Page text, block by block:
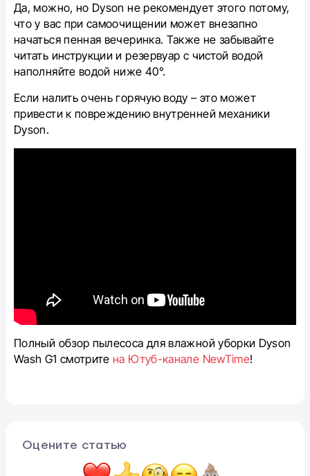
Да, можно, но Dyson не рекомендует этого потому,
что у вас при самоочищении может внезапно
начаться пенная вечеринка. Также не забывайте
читать инструкции и резервуар с чистой водой
наполняйте водой ниже 40°.
Если налить очень горячую воду – это может
привести к повреждению внутренней механики
Dyson.
Полный обзор пылесоса для влажной уборки Dyson
Wash G1 смотритена Ютуб-канале NewTime!
Оцените статью